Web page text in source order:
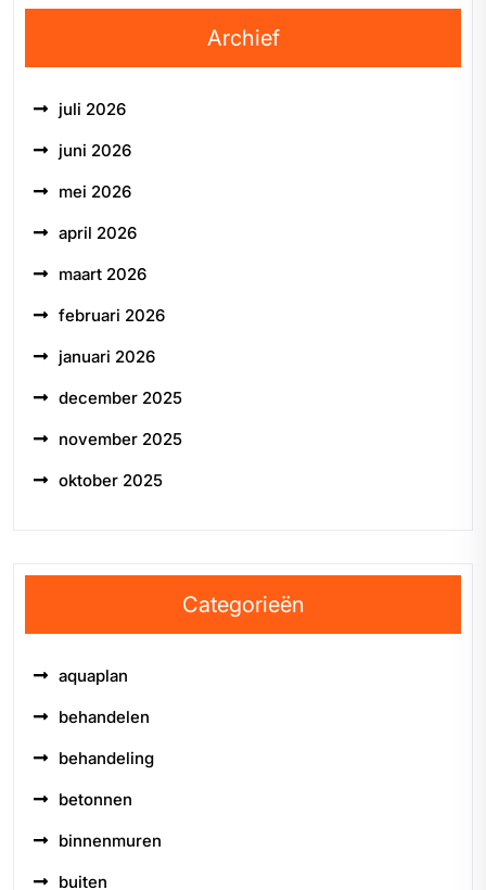
Archief
juli 2026
juni 2026
mei 2026
april 2026
maart 2026
februari 2026
januari 2026
december 2025
november 2025
oktober 2025
Categorieën
aquaplan
behandelen
behandeling
betonnen
binnenmuren
buiten